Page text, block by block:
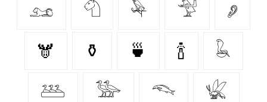
𓃭 𓄇 𓅆 𓅴 𓂈
🫎 ⚱️ 🍵 🍾 𓆘
𓅹 𓅺 𓆞 𓆤